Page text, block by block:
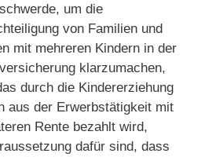
um die
von Familien und
mit mehreren Kindern in der
klarzumachen,
durch die Kindererziehung
aus der Erwerbstätigkeit mit
Rente bezahlt wird,
dafür sind, dass